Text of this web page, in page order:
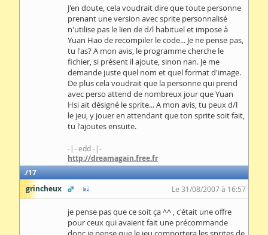
J'en doute, cela voudrait dire que toute personne
prenant une version avec sprite personnalisé
n'utilise pas le lien de d/l habituel et impose à
Yuan Hao de recompiler le code... Je ne pense pas,
tu l'as? A mon avis, le programme cherche le
fichier, si présent il ajoute, sinon nan. Je me
demande juste quel nom et quel format d'image.
De plus cela voudrait que la personne qui prend
avec perso attend de nombreux jour que Yuan
Hsi ait désigné le sprite... A mon avis, tu peux d/l
le jeu, y jouer en attendant que ton sprite soit fait,
tu l'ajoutes ensuite.
-|- edd -|-
http://dreamagain.free.fr
17
grincheux
Le 31/08/2007 à 16:57
je pense pas que ce soit ça ^^ , c'était une offre
pour ceux qui avaient fait une précommande